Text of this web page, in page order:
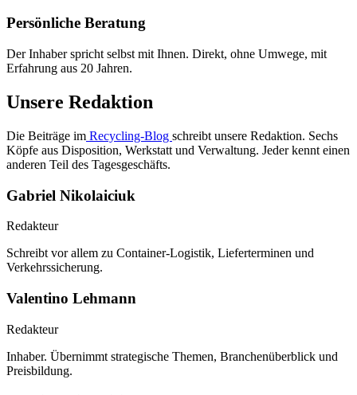
Persönliche Beratung
Der Inhaber spricht selbst mit Ihnen. Direkt, ohne Umwege, mit
Erfahrung aus 20 Jahren.
Unsere Redaktion
Die Beiträge im Recycling-Blog schreibt unsere Redaktion. Sechs
Köpfe aus Disposition, Werkstatt und Verwaltung. Jeder kennt einen
anderen Teil des Tagesgeschäfts.
Gabriel Nikolaiciuk
Redakteur
Schreibt vor allem zu Container-Logistik, Lieferterminen und
Verkehrssicherung.
Valentino Lehmann
Redakteur
Inhaber. Übernimmt strategische Themen, Branchenüberblick und
Preisbildung.